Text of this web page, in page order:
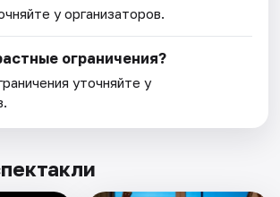
у организаторов.
ограничения?
уточняйте у